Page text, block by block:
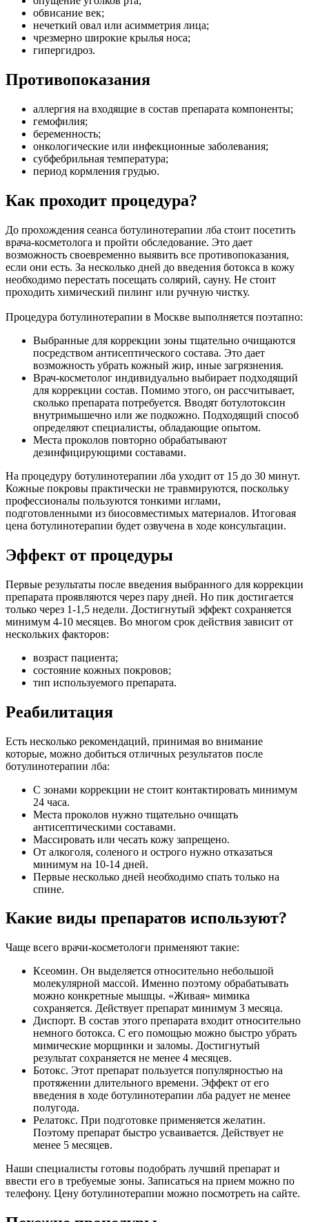
обвисание век;
нечеткий овал или асимметрия лица;
чрезмерно широкие крылья носа;
гипергидроз.
Противопоказания
аллергия на входящие в состав препарата компоненты;
гемофилия;
беременность;
онкологические или инфекционные заболевания;
субфебрильная температура;
период кормления грудью.
Как проходит процедура?
До прохождения сеанса ботулинотерапии лба стоит посетить
врача-косметолога и пройти обследование. Это дает
возможность своевременно выявить все противопоказания,
если они есть. За несколько дней до введения ботокса в кожу
необходимо перестать посещать солярий, сауну. Не стоит
проходить химический пилинг или ручную чистку.
Процедура ботулинотерапии в Москве выполняется поэтапно:
Выбранные для коррекции зоны тщательно очищаются
посредством антисептического состава. Это дает
возможность убрать кожный жир, иные загрязнения.
Врач-косметолог индивидуально выбирает подходящий
для коррекции состав. Помимо этого, он рассчитывает,
сколько препарата потребуется. Вводят ботулотоксин
внутримышечно или же подкожно. Подходящий способ
определяют специалисты, обладающие опытом.
Места проколов повторно обрабатывают
дезинфицирующими составами.
На процедуру ботулинотерапии лба уходит от 15 до 30 минут.
Кожные покровы практически не травмируются, поскольку
профессионалы пользуются тонкими иглами,
подготовленными из биосовместимых материалов. Итоговая
цена ботулинотерапии будет озвучена в ходе консультации.
Эффект от процедуры
Первые результаты после введения выбранного для коррекции
препарата проявляются через пару дней. Но пик достигается
только через 1-1,5 недели. Достигнутый эффект сохраняется
минимум 4-10 месяцев. Во многом срок действия зависит от
нескольких факторов:
возраст пациента;
состояние кожных покровов;
тип используемого препарата.
Реабилитация
Есть несколько рекомендаций, принимая во внимание
которые, можно добиться отличных результатов после
ботулинотерапии лба:
С зонами коррекции не стоит контактировать минимум
24 часа.
Места проколов нужно тщательно очищать
антисептическими составами.
Массировать или чесать кожу запрещено.
От алкоголя, соленого и острого нужно отказаться
минимум на 10-14 дней.
Первые несколько дней необходимо спать только на
спине.
Какие виды препаратов используют?
Чаще всего врачи-косметологи применяют такие:
Ксеомин. Он выделяется относительно небольшой
молекулярной массой. Именно поэтому обрабатывать
можно конкретные мышцы. «Живая» мимика
сохраняется. Действует препарат минимум 3 месяца.
Диспорт. В состав этого препарата входит относительно
немного ботокса. С его помощью можно быстро убрать
мимические морщинки и заломы. Достигнутый
результат сохраняется не менее 4 месяцев.
Ботокс. Этот препарат пользуется популярностью на
протяжении длительного времени. Эффект от его
введения в ходе ботулинотерапии лба радует не менее
полугода.
Релатокс. При подготовке применяется желатин.
Поэтому препарат быстро усваивается. Действует не
менее 5 месяцев.
Наши специалисты готовы подобрать лучший препарат и
ввести его в требуемые зоны. Записаться на прием можно по
телефону. Цену ботулинотерапии можно посмотреть на сайте.